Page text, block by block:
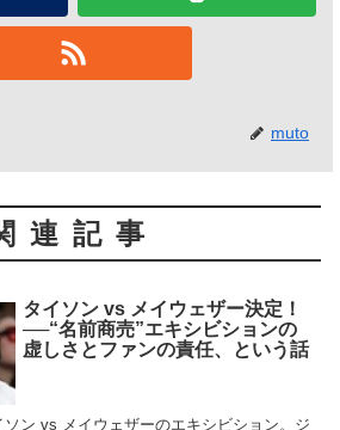
muto
連記事
タイソン vs メイウェザー決定！
──“名前商売”エキシビションの
虚しさとファンの責任、という話
ン vs メイウェザーのエキシビション。ジ